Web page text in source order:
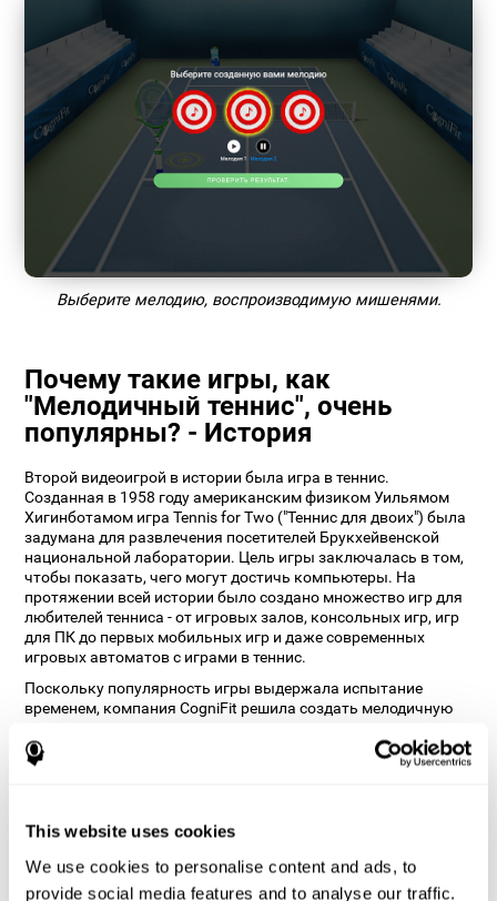
This website uses cookies
We use cookies to personalise content and ads, to
provide social media features and to analyse our traffic.
Выберите мелодию, воспроизводимую мишенями.
Почему такие игры, как
"Мелодичный теннис", очень
популярны? - История
Второй видеоигрой в истории была игра в теннис.
Созданная в 1958 году американским физиком Уильямом
Хигинботамом игра Tennis for Two ("Теннис для двоих") была
задумана для развлечения посетителей Брукхейвенской
национальной лаборатории. Цель игры заключалась в том,
чтобы показать, чего могут достичь компьютеры. На
протяжении всей истории было создано множество игр для
любителей тенниса - от игровых залов, консольных игр, игр
для ПК до первых мобильных игр и даже современных
игровых автоматов с играми в теннис.
Поскольку популярность игры выдержала испытание
временем, компания CogniFit решила создать мелодичную
аспекты тенниса, такие как меткость и прицеливание, но и
добавляет слуховые подсказки, чтобы развлечь
Как игра "Мелодичный теннис"
помогает улучшить мои